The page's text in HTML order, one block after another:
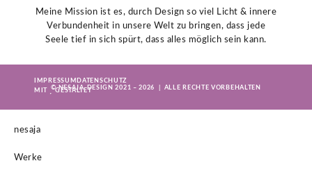
Meine Mission ist es, durch Design so viel Licht & innere
Verbundenheit in unsere Welt zu bringen, dass jede
Seele tief in sich spürt, dass alles möglich sein kann.
IMPRESSUM DATENSCHUTZ
© NESAJA-DESIGN 2021 – 2026 | ALLE RECHTE VORBEHALTEN
MIT GESTALTET
nesaja
Werke